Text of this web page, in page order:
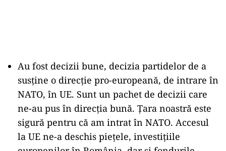
Au fost decizii bune, decizia partidelor de a
susține o direcție pro-europeană, de intrare în
NATO, în UE. Sunt un pachet de decizii care
ne-au pus în direcția bună. Țara noastră este
sigură pentru că am intrat în NATO. Accesul
la UE ne-a deschis piețele, investițiile